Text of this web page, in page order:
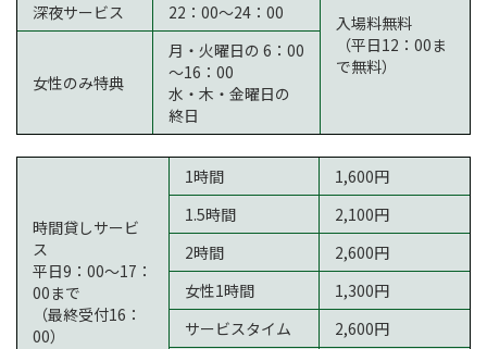
入場料無料
（平日12：00ま
で無料）
深夜サービス 22：00～24：00
女性のみ特典
月・火曜日の 6：00
～16：00
水・木・金曜日の
終日
時間貸しサービ
ス
平日9：00～17：
00まで
（最終受付16：
00）
1時間
1,600円
1.5時間
2,100円
2時間
2,600円
女性1時間
1,300円
サービスタイム
2,600円